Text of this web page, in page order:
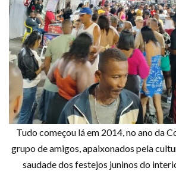
Tudo começou lá em 2014, no ano da
grupo de amigos, apaixonados pela
saudade dos festejos juninos do